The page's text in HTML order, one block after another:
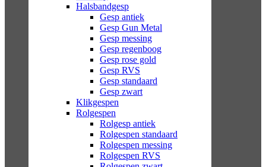
Halsbandgesp
Gesp antiek
Gesp Gun Metal
Gesp messing
Gesp regenboog
Gesp rose gold
Gesp RVS
Gesp standaard
Gesp zwart
Klikgespen
Rolgespen
Rolgesp antiek
Rolgespen standaard
Rolgespen messing
Rolgespen RVS